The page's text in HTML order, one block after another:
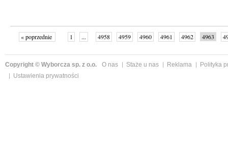
« poprzednie 1 ... 4958 4959 4960 4961 4962 4963
Copyright © Wyborcza sp. z o.o. O nas Staże u nas Reklama
Polityka
Ustawienia prywatności